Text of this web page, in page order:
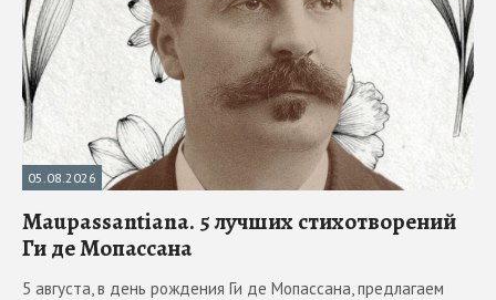
05.08.2026
Maupassantiana. 5 лучших стихотворений
Ги де Мопассана
5 августа, в день рождения Ги де Мопассана, предлагаем